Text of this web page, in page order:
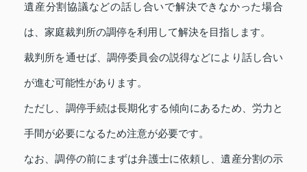
遺産分割協議などの話し合いで解決できなかった場合
は、家庭裁判所の調停を利用して解決を目指します。
裁判所を通せば、調停委員会の説得などにより話し合い
が進む可能性があります。
ただし、調停手続は長期化する傾向にあるため、労力と
手間が必要になるため注意が必要です。
なお、調停の前にまずは弁護士に依頼し、遺産分割の示